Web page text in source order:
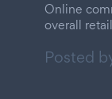
Online
overall
Posted